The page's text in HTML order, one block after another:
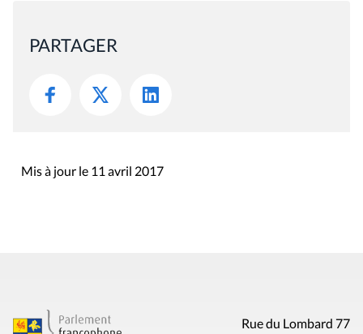
PARTAGER
Mis à jour le 11 avril 2017
Rue du Lombard 77